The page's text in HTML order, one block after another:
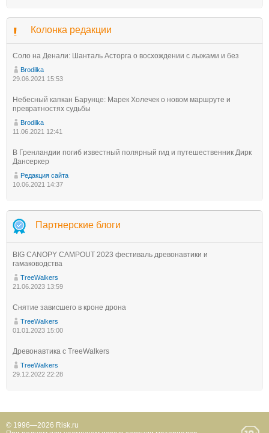
Колонка редакции
Соло на Денали: Шанталь Асторга о восхождении с лыжами и без
Brodilka
29.06.2021 15:53
Небесный капкан Барунце: Марек Холечек о новом маршруте и
превратностях судьбы
Brodilka
11.06.2021 12:41
В Гренландии погиб известный полярный гид и путешественник Дирк
Дансеркер
Редакция сайта
10.06.2021 14:37
Партнерские блоги
BIG CANOPY CAMPOUT 2023 фестиваль древонавтики и
гамаководства
TreeWalkers
21.06.2023 13:59
Снятие зависшего в кроне дрона
TreeWalkers
01.01.2023 15:00
Древонавтика с TreeWalkers
TreeWalkers
29.12.2022 22:28
© 1996—2026 Risk.ru